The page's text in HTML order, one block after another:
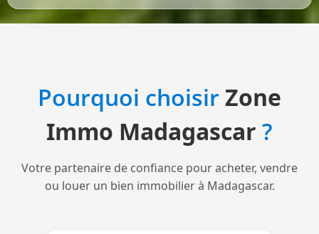
Pourquoi choisirZone
Immo Madagascar ?
Votre partenaire de confiance pour acheter, vendre
ou louer un bien immobilier à Madagascar.